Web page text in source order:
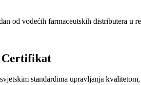
od vodećih farmaceutskih distributera u
Certifikat
standardima upravljanja